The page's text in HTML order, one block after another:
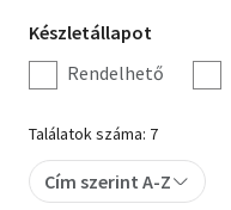
Hobbi, szabadidő
Irodalom
Művészet
Szakkönyv
Készletállapot
szűrés
Készletállapot
Rendelhető
Találatok száma: 7
Cím szerint A-Z